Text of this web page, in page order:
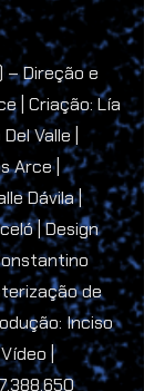
– Direção e
| Criação: Lía
Valle |
Arce |
Dávila |
| Design
de
Inciso
|